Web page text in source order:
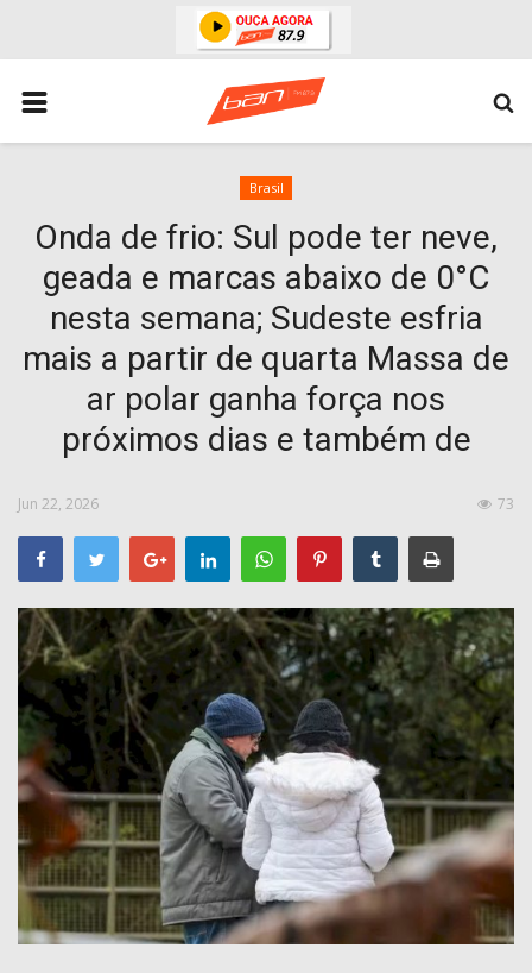
HOME
ESPORTES
POLITICA
ESPERANÇA PB
PARAIBA
ENTRETENIMENTO
ACIDENTE
COMO ANUNCIAR
PROGRAMAÇÃO
QUEM SOMOS
MUSICA
Brasil
Onda de frio: Sul pode ter neve,
geada e marcas abaixo de 0°C
nesta semana; Sudeste esfria
mais a partir de quarta Massa de
ar polar ganha força nos
próximos dias e também de
Jun 22, 2026 73